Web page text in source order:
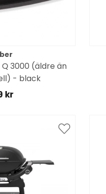
3000 (äldre än
- black
kr